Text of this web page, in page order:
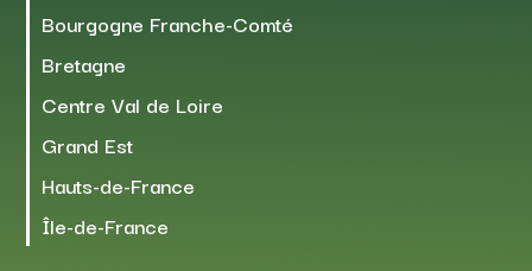
Bourgogne Franche-Comté
Bretagne
Centre Val de Loire
Grand Est
Hauts-de-France
Île-de-France